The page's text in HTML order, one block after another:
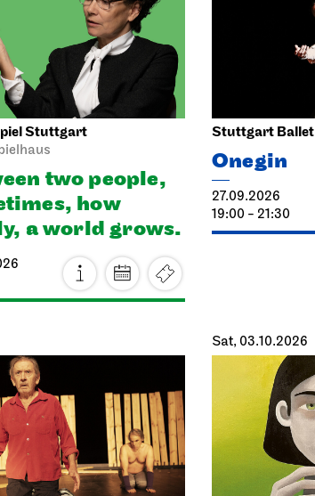
Stuttgart
two people,
how
a world grows.
Stuttgart Ballet
Onegin
27.09.2026
19:00 - 21:30
Sat, 03.10.2026